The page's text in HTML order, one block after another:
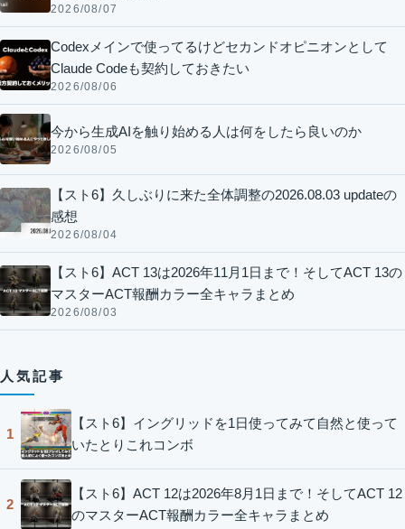
2026/08/07
Codexメインで使ってるけどセカンドオピニオンとして
Claude Codeも契約しておきたい
2026/08/06
今から生成AIを触り始める人は何をしたら良いのか
2026/08/05
【スト6】久しぶりに来た全体調整の2026.08.03 updateの
感想
2026/08/04
【スト6】ACT 13は2026年11月1日まで！そしてACT 13の
マスターACT報酬カラー全キャラまとめ
2026/08/03
人気記事
1
【スト6】イングリッドを1日使ってみて自然と使って
いたとりこれコンボ
2
【スト6】ACT 12は2026年8月1日まで！そしてACT 12
のマスターACT報酬カラー全キャラまとめ